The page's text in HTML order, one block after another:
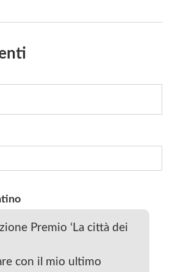
Premio ‘La città dei
con il mio ultimo